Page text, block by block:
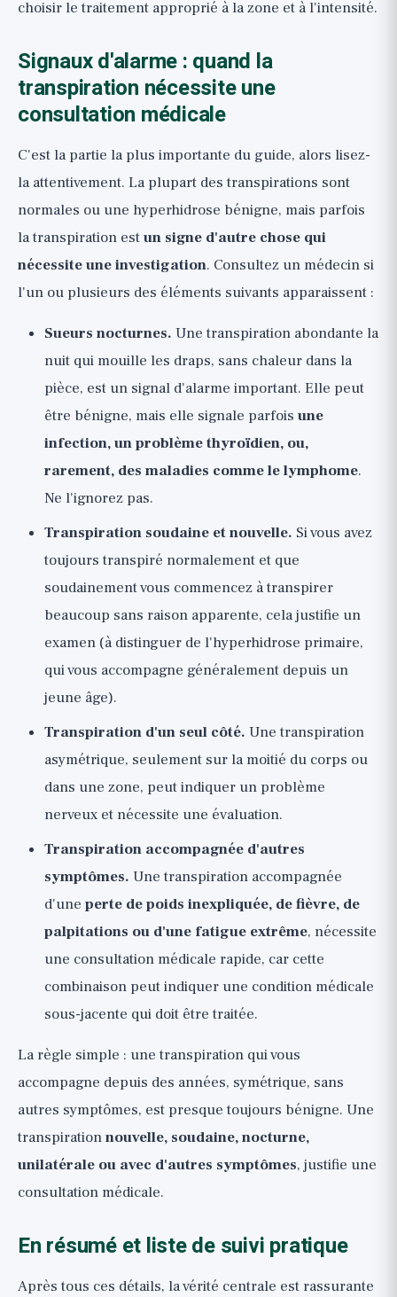
choisir le traitement approprié à la zone et à l'intensité.
Signaux d'alarme : quand la
transpiration nécessite une
consultation médicale
C'est la partie la plus importante du guide, alors lisez-
la attentivement. La plupart des transpirations sont
normales ou une hyperhidrose bénigne, mais parfois
la transpiration estun signe d'autre chose qui
nécessite une investigation. Consultez un médecin si
l'un ou plusieurs des éléments suivants apparaissent :
Sueurs nocturnes. Une transpiration abondante la
nuit qui mouille les draps, sans chaleur dans la
pièce, est un signal d'alarme important. Elle peut
être bénigne, mais elle signale parfois une
infection, un problème thyroïdien, ou,
rarement, des maladies comme le lymphome.
Ne l'ignorez pas.
Transpiration soudaine et nouvelle. Si vous avez
toujours transpiré normalement et que
soudainement vous commencez à transpirer
beaucoup sans raison apparente, cela justifie un
examen (à distinguer de l'hyperhidrose primaire,
qui vous accompagne généralement depuis un
jeune âge).
Transpiration d'un seul côté. Une transpiration
asymétrique, seulement sur la moitié du corps ou
dans une zone, peut indiquer un problème
nerveux et nécessite une évaluation.
Transpiration accompagnée d'autres
symptômes. Une transpiration accompagnée
d'une perte de poids inexpliquée, de fièvre, de
palpitations ou d'une fatigue extrême, nécessite
une consultation médicale rapide, car cette
combinaison peut indiquer une condition médicale
sous-jacente qui doit être traitée.
La règle simple : une transpiration qui vous
accompagne depuis des années, symétrique, sans
autres symptômes, est presque toujours bénigne. Une
transpirationnouvelle, soudaine, nocturne,
unilatérale ou avec d'autres symptômes, justifie une
consultation médicale.
En résumé et liste de suivi pratique
Après tous ces détails, la vérité centrale est rassurante